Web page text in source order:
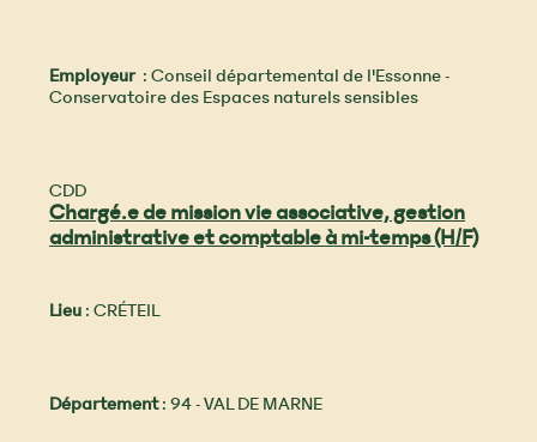
Employeur: Conseil départemental de l'Essonne -
Conservatoire des Espaces naturels sensibles
CDD
Chargé.e de mission vie associative, gestion
administrative et comptable à mi-temps (H/F)
Lieu: CRÉTEIL
Département: 94 - VAL DE MARNE